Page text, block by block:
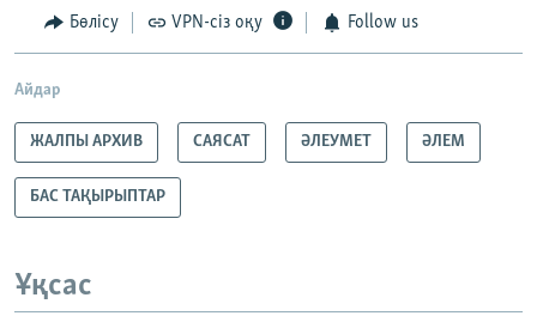
Бөлісу VPN-сіз оқу Follow us
Айдар
ЖАЛПЫ АРХИВ САЯСАТ ӘЛЕУМЕТ ӘЛЕМ
БАС ТАҚЫРЫПТАР
Ұқсас